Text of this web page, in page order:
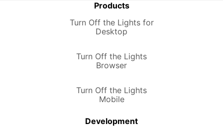
Products
Turn Off the Lights for
Desktop
Turn Off the Lights
Browser
Turn Off the Lights
Mobile
Development